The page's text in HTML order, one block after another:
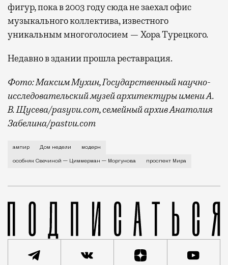
фигур, пока в 2003 году сюда не заехал офис
музыкального коллектива, известного
уникальным многоголосием — Хора Турецкого.
Недавно в здании прошла реставрация.
Фото: Максим Мухин, Государственный научно-
исследовательский музей архитектуры имени А.
В. Щусева/pasyvu.com, семейный архив Анатолия
Забелина/pastvu.com
История каменного строения в Мещанской
ампир Дом недели модерн
особняк Свечиной — Циммерман — Моргунова проспект Мира